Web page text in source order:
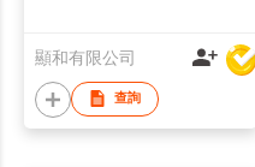
顯和有限公司
查詢